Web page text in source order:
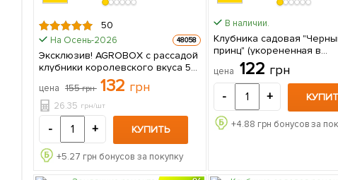
50
На Осень-2026 48058
Эксклюзив! AGROBOX с рассадой
клубники королевского вкуса 5
шт в упаковке
цена 155грн 132 грн
26.35 грн/шт
- + КУПИТЬ
+5.27 грн бонусов за покупку
В наличии.
Клубника садовая
принц" (укорененная в
контейнере) 1 саженец в
упаковке
цена 122 грн
- +
+4.88 грн бонусов за